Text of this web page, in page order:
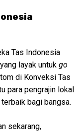
Tas Indonesia
layak untuk go
di Konveksi Tas
para pengrajin lokal
bagi bangsa.
sekarang,